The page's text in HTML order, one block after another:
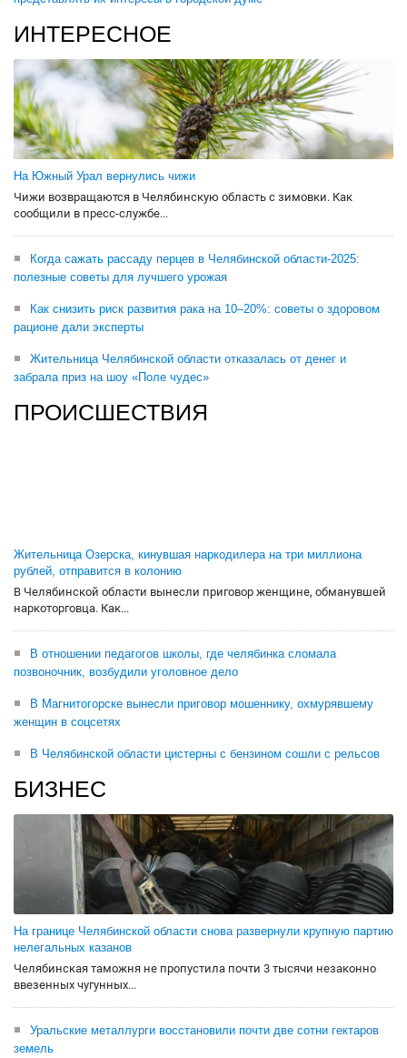
ИНТЕРЕСНОЕ
На Южный Урал вернулись чижи
Чижи возвращаются в Челябинскую область с зимовки. Как
сообщили в пресс-службе...
Когда сажать рассаду перцев в Челябинской области-2025:
полезные советы для лучшего урожая
Как снизить риск развития рака на 10–20%: советы о здоровом
рационе дали эксперты
Жительница Челябинской области отказалась от денег и
забрала приз на шоу «Поле чудес»
ПРОИСШЕСТВИЯ
Жительница Озерска, кинувшая наркодилера на три миллиона
рублей, отправится в колонию
В Челябинской области вынесли приговор женщине, обманувшей
наркоторговца. Как...
В отношении педагогов школы, где челябинка сломала
позвоночник, возбудили уголовное дело
В Магнитогорске вынесли приговор мошеннику, охмурявшему
женщин в соцсетях
В Челябинской области цистерны с бензином сошли с рельсов
БИЗНЕС
На границе Челябинской области снова развернули крупную партию
нелегальных казанов
Челябинская таможня не пропустила почти 3 тысячи незаконно
ввезенных чугунных...
Уральские металлурги восстановили почти две сотни гектаров
земель